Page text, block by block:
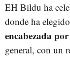
EH Bildu ha
donde ha
encabezada por
general, con un